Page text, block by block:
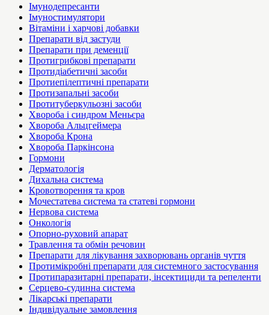
Імунодепресанти
Імуностимулятори
Вітаміни і харчові добавки
Препарати від застуди
Препарати при деменції
Протигрибкові препарати
Протидіабетичні засоби
Протиепілептичні препарати
Протизапальні засоби
Протитуберкульозні засоби
Хвороба і синдром Меньєра
Хвороба Альцгеймера
Хвороба Крона
Хвороба Паркінсона
Гормони
Дерматологія
Дихальна система
Кровотворення та кров
Мочестатева система та статеві гормони
Нервова система
Онкологія
Опорно-руховий апарат
Травлення та обмін речовин
Препарати для лікування захворювань органів чуття
Протимікробні препарати для системного застосування
Протипаразитарні препарати, інсектициди та репеленти
Серцево-судинна система
Лікарські препарати
Індивідуальне замовлення